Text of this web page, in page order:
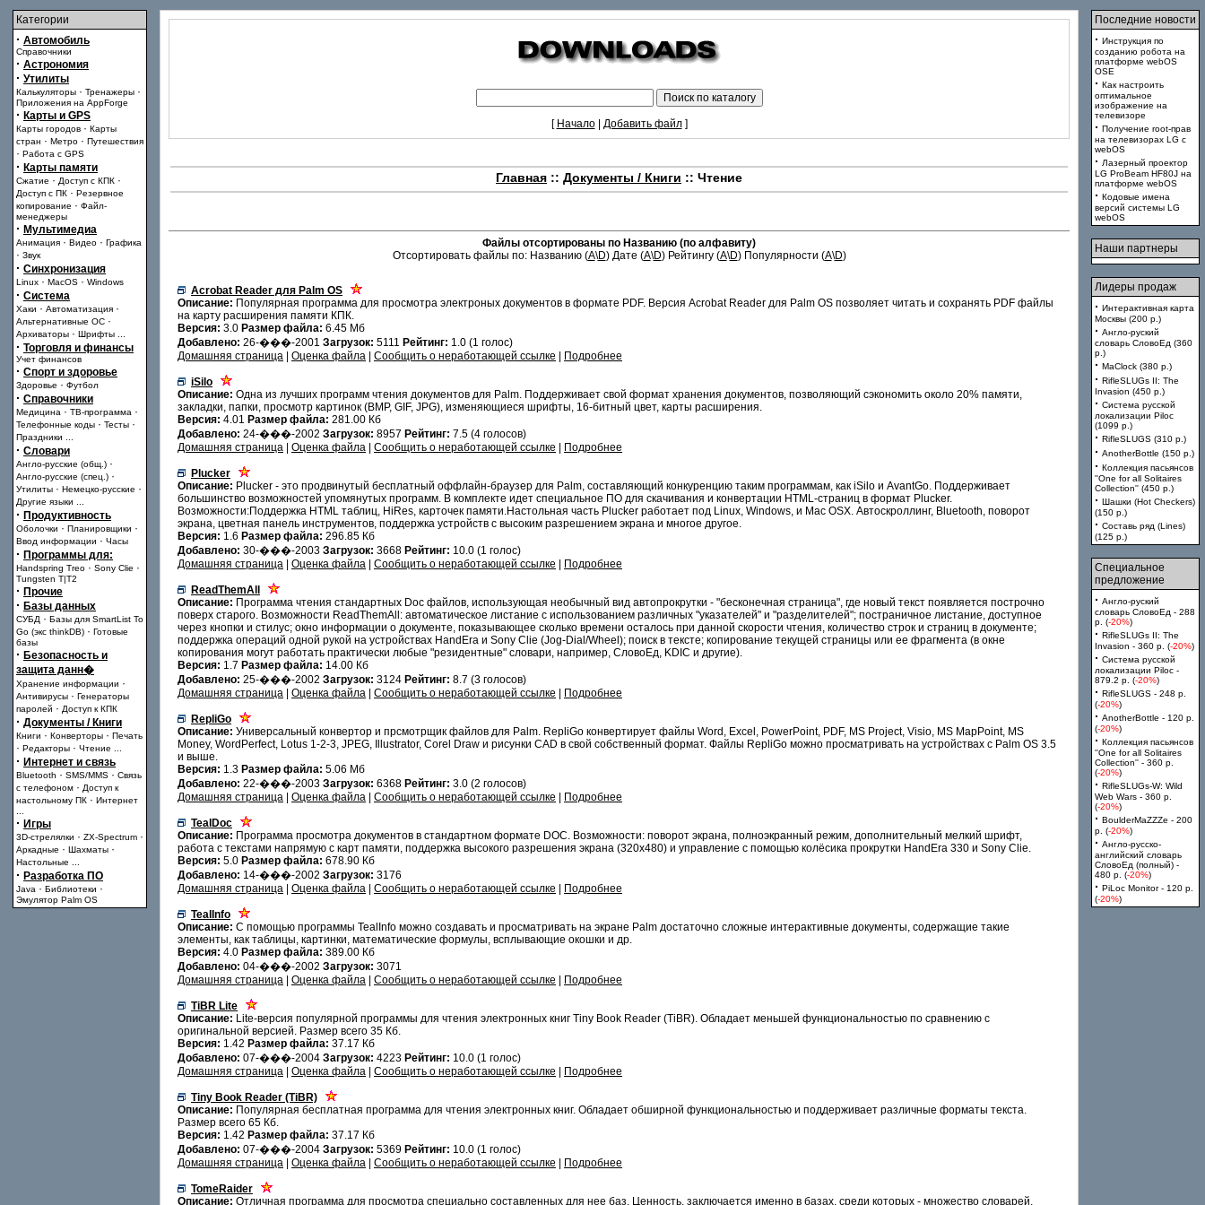
Категории
· Автомобиль
Справочники
· Астрономия
· Утилиты
Калькуляторы · Тренажеры ·
Приложения на AppForge
· Карты и GPS
Карты городов · Карты
стран · Метро · Путешествия
· Работа с GPS
· Карты памяти
Сжатие · Доступ с КПК ·
Доступ с ПК · Резервное
копирование · Файл-
менеджеры
· Мультимедиа
Анимация · Видео · Графика
· Звук
· Синхронизация
Linux · MacOS · Windows
· Система
Хаки · Автоматизация ·
Альтернативные ОС ·
Архиваторы · Шрифты
· Торговля и финансы
Учет финансов
· Спорт и здоровье
Здоровье · Футбол
· Справочники
Медицина · ТВ-программа ·
Телефонные коды · Тесты ·
Праздники
· Словари
Англо-русские (общ.) ·
Англо-русские (спец.) ·
Утилиты · Немецко-русские ·
Другие языки
· Продуктивность
Оболочки · Планировщики ·
Ввод информации · Часы
· Программы для:
Handspring Treo · Sony Clie ·
Tungsten T|T2
· Прочие
· Базы данных
СУБД · Базы для SmartList To
Go (экс thinkDB) · Готовые
базы
· Безопасность и
защита данн�
Хранение информации ·
Антивирусы · Генераторы
паролей · Доступ к КПК
· Документы / Книги
Книги · Конверторы · Печать
· Редакторы · Чтение
· Интернет и связь
Bluetooth · SMS/MMS · Связь
с телефоном · Доступ к
настольному ПК · Интернет
· Игры
3D-стрелялки · ZX-Spectrum ·
Аркадные · Шахматы ·
Настольные
· Разработка ПО
Java · Библиотеки ·
Эмулятор Palm OS
[ Начало| Добавить файл]
Главная :: Документы / Книги :: Чтение
Файлы отсортированы по Названию (по алфавиту)
Отсортировать файлы по: Названию (A\D) Дате (A\D) Рейтингу (A\D) Популярности (A\D)
Acrobat Reader для Palm OS
Описание: Популярная программа для просмотра электроных документов в формате PDF. Версия Acrobat Reader для Palm OS позволяет читать и сохранять PDF файлы
на карту расширения памяти КПК.
Версия: 3.0 Размер файла: 6.45 Мб
Добавлено: 26-���-2001 Загрузок: 5111 Рейтинг: 1.0 (1 голос)
Домашняя страница
Оценка файла Сообщить о неработающей ссылке Подробнее
iSilo
Описание: Одна из лучших программ чтения документов для Palm. Поддерживает свой формат хранения документов, позволяющий сэкономить около 20% памяти,
закладки, папки, просмотр картинок (BMP, GIF, JPG), изменяющиеся шрифты, 16-битный цвет, карты расширения.
Версия: 4.01 Размер файла: 281.00 Кб
Добавлено: 24-���-2002 Загрузок: 8957 Рейтинг: 7.5 (4 голосов)
Домашняя страница
Оценка файла Сообщить о неработающей ссылке Подробнее
Plucker
Описание: Plucker - это продвинутый бесплатный оффлайн-браузер для Palm, составляющий конкуренцию таким программам, как iSilo и AvantGo. Поддерживает
большинство возможностей упомянутых программ. В комплекте идет специальное ПО для скачивания и конвертации HTML-страниц в формат Plucker.
Возможности:Поддержка HTML таблиц, HiRes, карточек памяти.Настольная часть Plucker работает под Linux, Windows, и Mac OSX. Автоскроллинг, Bluetooth, поворот
экрана, цветная панель инструментов, поддержка устройств с высоким разрешением экрана и многое другое.
Версия: 1.6 Размер файла: 296.85 Кб
Добавлено: 30-���-2003 Загрузок: 3668 Рейтинг: 10.0 (1 голос)
Домашняя страница
Оценка файла Сообщить о неработающей ссылке Подробнее
ReadThemAll
Описание: Программа чтения стандартных Doc файлов, использующая необычный вид автопрокрутки - "бесконечная страница", где новый текст появляется построчно
поверх старого. Возможности ReadThemAll: автоматическое листание с использованием различных "указателей" и "разделителей"; постраничное листание, доступное
через кнопки и стилус; окно информации о документе, показывающее сколько времени осталось при данной скорости чтения, количество строк и страниц в документе;
поддержка операций одной рукой на устройствах HandEra и Sony Clie (Jog-Dial/Wheel); поиск в тексте; копирование текущей страницы или ее фрагмента (в окне
копирования могут работать практически любые "резидентные" словари, например, СловоЕд, KDIC и другие).
Версия: 1.7 Размер файла: 14.00 Кб
Добавлено: 25-���-2002 Загрузок: 3124 Рейтинг: 8.7 (3 голосов)
Домашняя страница
Оценка файла Сообщить о неработающей ссылке Подробнее
RepliGo
Описание: Универсальный конвертор и прсмотрщик файлов для Palm. RepliGo конвертирует файлы Word, Excel, PowerPoint, PDF, MS Project, Visio, MS MapPoint, MS
Money, WordPerfect, Lotus 1-2-3, JPEG, Illustrator, Corel Draw и рисунки CAD в свой собственный формат. Файлы RepliGo можно просматривать на устройствах с Palm OS 3.5
и выше.
Версия: 1.3 Размер файла: 5.06 Мб
Добавлено: 22-���-2003 Загрузок: 6368 Рейтинг: 3.0 (2 голосов)
Домашняя страница
Оценка файла Сообщить о неработающей ссылке Подробнее
TealDoc
Описание: Программа просмотра документов в стандартном формате DOC. Возможности: поворот экрана, полноэкранный режим, дополнительный мелкий шрифт,
работа с текстами напрямую с карт памяти, поддержка высокого разрешения экрана (320x480) и управление с помощью колёсика прокрутки HandEra 330 и Sony Cliе.
Версия: 5.0 Размер файла: 678.90 Кб
Добавлено: 14-���-2002 Загрузок: 3176
Домашняя страница
Оценка файла Сообщить о неработающей ссылке Подробнее
TealInfo
Описание: С помощью программы TealInfo можно создавать и просматривать на экране Palm достаточно сложные интерактивные документы, содержащие такие
элементы, как таблицы, картинки, математические формулы, всплывающие окошки и др.
Версия: 4.0 Размер файла: 389.00 Кб
Добавлено: 04-���-2002 Загрузок: 3071
Домашняя страница
Оценка файла Сообщить о неработающей ссылке Подробнее
TiBR Lite
Описание: Lite-версия популярной программы для чтения электронных книг Tiny Book Reader (TiBR). Обладает меньшей функциональностью по сравнению с
оригинальной версией. Размер всего 35 Кб.
Версия: 1.42 Размер файла: 37.17 Кб
Добавлено: 07-���-2004 Загрузок: 4223 Рейтинг: 10.0 (1 голос)
Домашняя страница
Оценка файла Сообщить о неработающей ссылке Подробнее
Tiny Book Reader (TiBR)
Описание: Популярная бесплатная программа для чтения электронных книг. Обладает обширной функциональностью и поддерживает различные форматы текста.
Размер всего 65 Кб.
Версия: 1.42 Размер файла: 37.17 Кб
Добавлено: 07-���-2004 Загрузок: 5369 Рейтинг: 10.0 (1 голос)
Домашняя страница
Оценка файла Сообщить о неработающей ссылке Подробнее
TomeRaider
Описание: Отличная программа для просмотра специально составленных для нее баз. Ценность, заключается именно в базах, среди которых - множество словарей,
Последние новости
· Инструкция по
созданию робота на
платформе webOS
OSE
· Как настроить
оптимальное
изображение на
телевизоре
· Получение root-прав
на телевизорах LG с
webOS
· Лазерный проектор
LG ProBeam HF80J на
платформе webOS
· Кодовые имена
версий системы LG
webOS
Наши партнеры
Лидеры продаж
· Интерактивная карта
Москвы (200 p.)
· Англо-руский
словарь СловоЕд (360
p.)
· MaClock (380 p.)
· RifleSLUGs II: The
Invasion (450 p.)
· Система русской
локализации Piloc
(1099 p.)
· RifleSLUGS (310 p.)
· AnotherBottle (150 p.)
· Коллекция пасьянсов
''One for all Solitaires
Collection'' (450 p.)
· Шашки (Hot Checkers)
(150 p.)
· Составь ряд (Lines)
(125 p.)
Специальное
предложение
· Англо-руский
словарь СловоЕд - 288
p. (-20%)
· RifleSLUGs II: The
Invasion - 360 p. (-20%)
· Система русской
локализации Piloc -
879.2 p. (-20%)
· RifleSLUGS - 248 p.
(-20%)
· AnotherBottle - 120 p.
(-20%)
· Коллекция пасьянсов
''One for all Solitaires
Collection'' - 360 p.
(-20%)
· RifleSLUGs-W: Wild
Web Wars - 360 p.
(-20%)
· BoulderMaZZZe - 200
p. (-20%)
· Англо-русско-
английский словарь
СловоЕд (полный) -
480 p. (-20%)
· PiLoc Monitor - 120 p.
(-20%)